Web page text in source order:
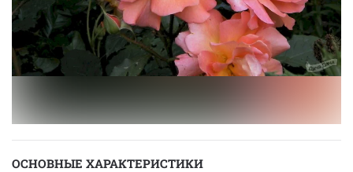
ОСНОВНЫЕ ХАРАКТЕРИСТИКИ